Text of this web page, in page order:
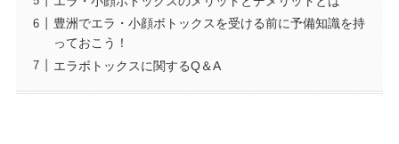
豊洲でエラ・小顔ボトックスを受ける前に予備知識を持
っておこう！
エラボトックスに関するQ＆A